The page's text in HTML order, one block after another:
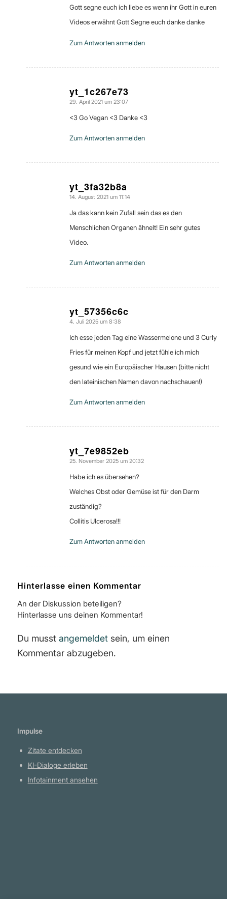
Gott segne euch ich liebe es wenn ihr Gott in euren
Videos erwähnt Gott Segne euch danke danke
Zum Antworten anmelden
yt_1c267e73
sagte:
29. April 2021 um 23:07
<3 Go Vegan <3 Danke <3
Zum Antworten anmelden
yt_3fa32b8a
sagte:
14. August 2021 um 11:14
Ja das kann kein Zufall sein das es den
Menschlichen Organen ähnelt! Ein sehr gutes
Video.
Zum Antworten anmelden
yt_57356c6c
sagte:
4. Juli 2025 um 8:38
Ich esse jeden Tag eine Wassermelone und 3 Curly
Fries für meinen Kopf und jetzt fühle ich mich
gesund wie ein Europäischer Hausen (bitte nicht
den lateinischen Namen davon nachschauen!)
Zum Antworten anmelden
yt_7e9852eb
sagte:
25. November 2025 um 20:32
Habe ich es übersehen?
Welches Obst oder Gemüse ist für den Darm
zuständig?
Collitis Ulcerosa!!!
Zum Antworten anmelden
Hinterlasse einen Kommentar
An der Diskussion beteiligen?
Hinterlasse uns deinen Kommentar!
Du musst angemeldetsein, um einen
Kommentar abzugeben.
Impulse
Zitate entdecken
KI-Dialoge erleben
Infotainment ansehen